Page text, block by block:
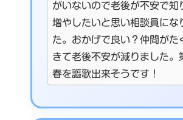
がいないので老後が不安で知
増やしたいと思い相談員にな
た。おかげで良い？仲間がた
きて老後不安が減りました。
春を謳歌出来そうです！